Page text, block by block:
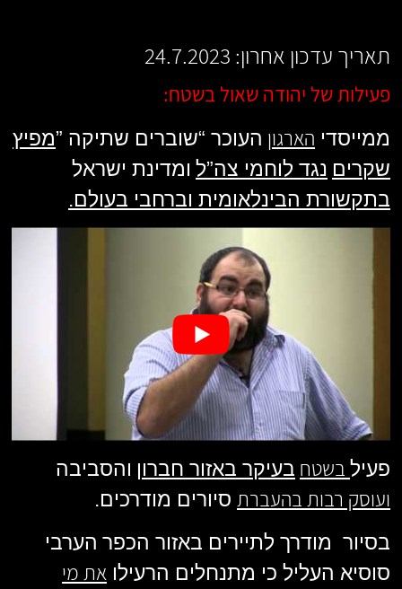
תאריך עדכון אחרון: 24.7.2023
פעילות של יהודה שאול בשטח:
ממייסדי הארגון העוכר “שוברים שתיקה ”מפיץ
שקרים נגד לוחמי צה”ל ומדינת ישראל
בתקשורת הבינלאומית וברחבי בעולם.
פעיל בשטח בעיקר באזור חברון והסביבה
ועוסק רבות בהעברת סיורים מודרכים.
בסיור מודרך לתיירים באזור הכפר הערבי
סוסיא העליל כי מתנחלים הרעילו את מי